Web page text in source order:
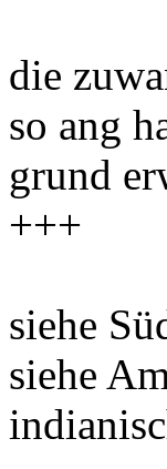
die
so ang
grund
+++
siehe
siehe